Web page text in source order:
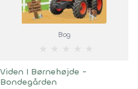
Bog
Viden I Børnehøjde -
Bondegården